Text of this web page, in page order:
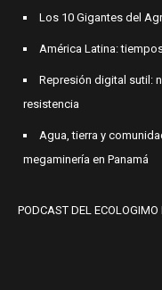
Los 10 Gigantes del
América Latina:
Represión digital sutil:
resistencia
Agua, tierra y
megaminería en Panamá
PODCAST DEL ECOLOGIMO